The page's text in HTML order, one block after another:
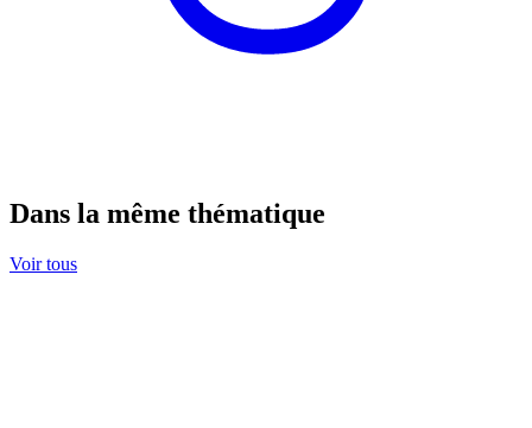
Dans la même thématique
Voir tous